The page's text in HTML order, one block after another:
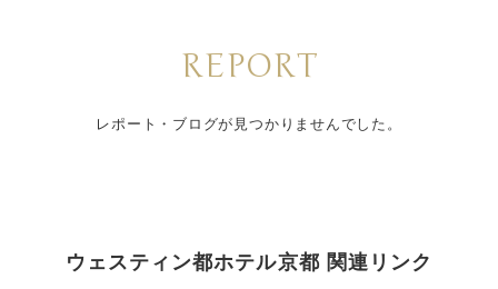
REPORT
レポート・ブログが見つかりませんでした。
ウェスティン都ホテル京都 関連リンク